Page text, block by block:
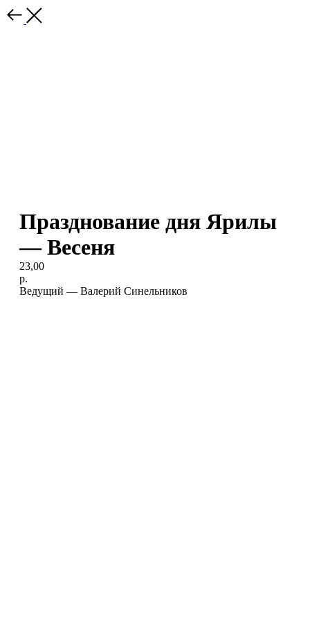
Празднование дня Ярилы
— Весеня
23,00
р.
Ведущий — Валерий Синельников